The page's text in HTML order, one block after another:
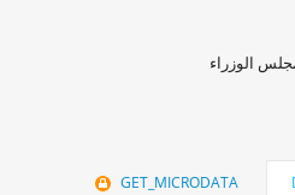
الوزراء
GET_MICRODATA